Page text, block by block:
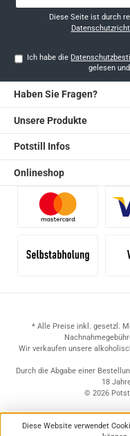
Diese Seite ist durch
Ich habe die
gelesen
Haben Sie Fragen?
Unsere Produkte
Potstill Infos
Onlineshop
* Alle Preise inkl. gesetzl.
Wir verkaufen unsere
Durch die Abgabe einer
18
© 2026
Diese Website verwendet